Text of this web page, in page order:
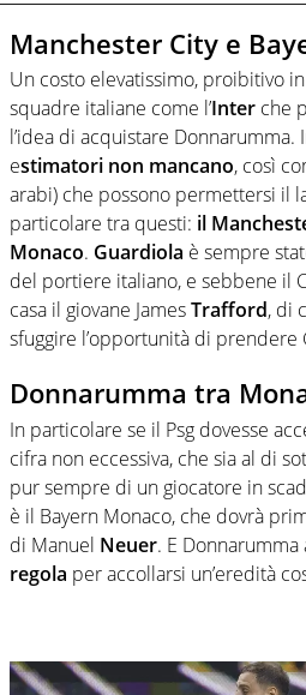
Manchester City e
Un costo elevatissimo, proibitivo
squadre italiane come l’Inter che
l’idea di acquistare
estimatori non mancano, così
arabi) che possono permettersi il
particolare tra questi: il
Monaco. Guardiola è sempre
del portiere italiano, e sebbene il
casa il giovane JamesTrafford, di
sfuggire l’opportunità di prendere
Donnarumma tra
In particolare se il Psg dovesse
cifra non eccessiva, che sia al di
pur sempre di un giocatore in
è il Bayern Monaco, che dovrà
di Manuel Neuer. E
regola per accollarsi un’eredità